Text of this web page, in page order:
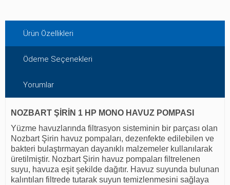
Ürün Özellikleri
Ödeme Seçenekleri
Yorumlar
NOZBART ŞİRİN 1 HP MONO HAVUZ POMPASI
Yüzme havuzlarında filtrasyon sisteminin bir parçası olan
Nozbart Şirin havuz pompaları, dezenfekte edilebilen ve
bakteri bulaştırmayan dayanıklı malzemeler kullanılarak
üretilmiştir. Nozbart Şirin havuz pompaları filtrelenen
suyu, havuza eşit şekilde dağıtır. Havuz suyunda bulunan
kalıntıları filtrede tutarak suyun temizlenmesini sağlaya